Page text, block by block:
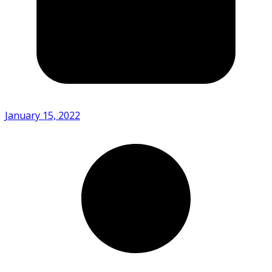
January 15, 2022